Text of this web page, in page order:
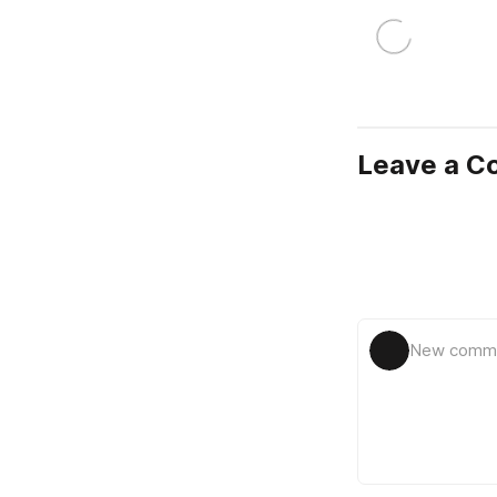
Leave a